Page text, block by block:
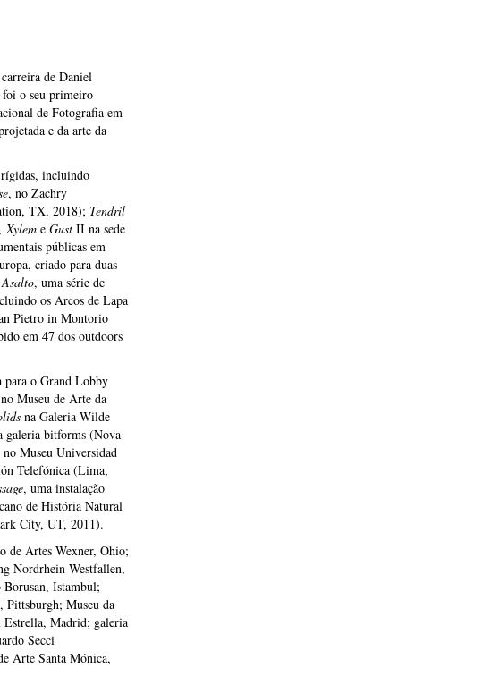
de Daniel
foi o seu primeiro
de Fotografia em
e da arte da
incluindo
, no Zachry
TX, 2018); Tendril
Xyleme GustII na sede
públicas em
criado para duas
Asalto, uma série de
os Arcos de Lapa
Pietro in Montorio
em 47 dos outdoors
para o Grand Lobby
Museu de Arte da
na Galeria Wilde
galeria bitforms (Nova
no Museu Universidad
Telefónica (Lima,
, uma instalação
de História Natural
City, UT, 2011).
de Artes Wexner, Ohio;
Nordrhein Westfallen,
Istambul;
Museu da
Estrella, Madrid; galeria
Secci
Arte Santa Mónica,